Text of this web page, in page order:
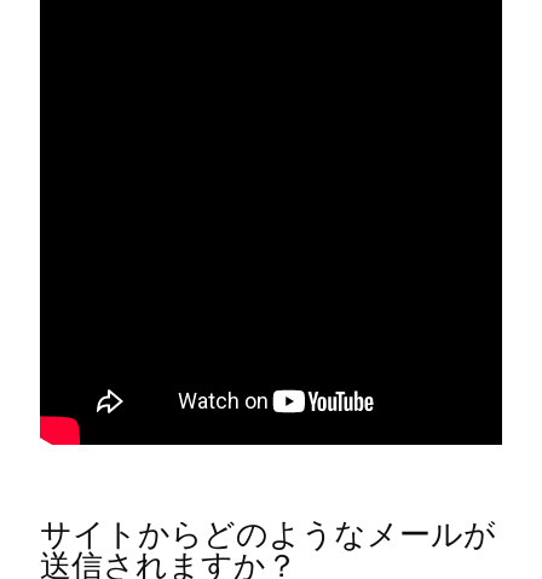
サイトからどのようなメ⁠ールが
送信されますか⁠？